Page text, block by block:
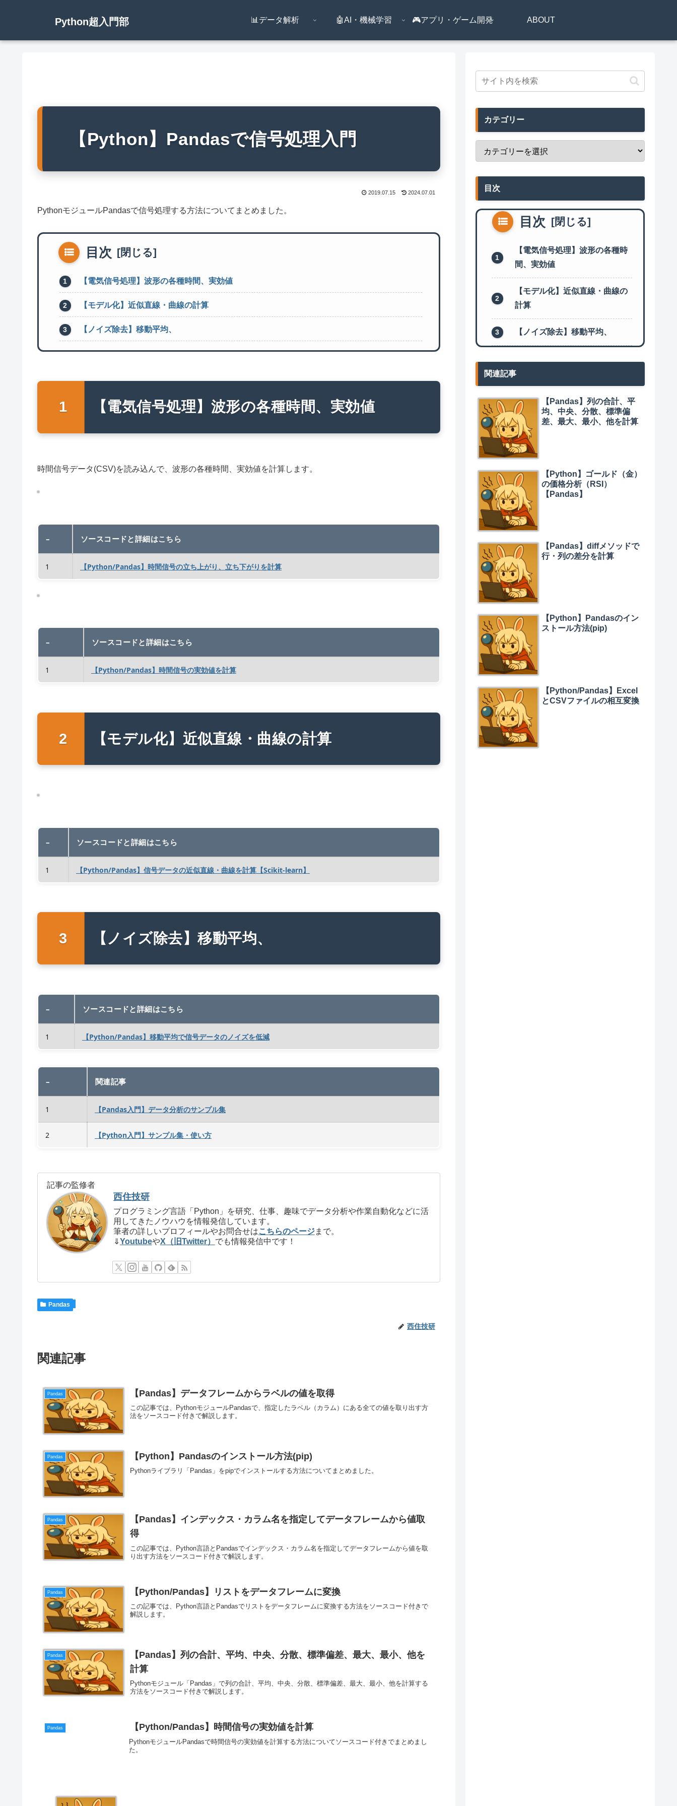
Python超入門部 📊データ解析 🤖AI・機械学習 🎮️アプリ・ゲーム開発 ABOUT
【Python】Pandasで信号処理入門
2019.07.15 2024.07.01
PythonモジュールPandasで信号処理する方法についてまとめました。
目次
【電気信号処理】波形の各種時間、実効値
【モデル化】近似直線・曲線の計算
【ノイズ除去】移動平均、
【電気信号処理】波形の各種時間、実効値
時間信号データ(CSV)を読み込んで、波形の各種時間、実効値を計算します。
– ソースコードと詳細はこちら
1 【Python/Pandas】時間信号の立ち上がり、立ち下がりを計算
– ソースコードと詳細はこちら
1 【Python/Pandas】時間信号の実効値を計算
【モデル化】近似直線・曲線の計算
– ソースコードと詳細はこちら
1 【Python/Pandas】信号データの近似直線・曲線を計算【Scikit-learn】
【ノイズ除去】移動平均、
– ソースコードと詳細はこちら
1 【Python/Pandas】移動平均で信号データのノイズを低減
– 関連記事
1 【Pandas入門】データ分析のサンプル集
2 【Python入門】サンプル集・使い方
記事の監修者
西住技研
プログラミング言語「Python」を研究、仕事、趣味でデータ分析や作業自動化などに活
用してきたノウハウを情報発信しています。
筆者の詳しいプロフィールやお問合せはこちらのページまで。
⇓YoutubeやX（旧Twitter） でも情報発信中です！
Pandas
西住技研
関連記事
Pandas 【Pandas】データフレームからラベルの値を取得
この記事では、PythonモジュールPandasで、指定したラベル（カラム）にある全ての値を取り出す方
法をソースコード付きで解説します。
Pandas 【Python】Pandasのインストール方法(pip)
Pythonライブラリ「Pandas」をpipでインストールする方法についてまとめました。
Pandas
【Pandas】インデックス・カラム名を指定してデータフレームから値取
得
この記事では、Python言語とPandasでインデックス・カラム名を指定してデータフレームから値を取
り出す方法をソースコード付きで解説します。
Pandas 【Python/Pandas】リストをデータフレームに変換
この記事では、Python言語とPandasでリストをデータフレームに変換する方法をソースコード付きで
解説します。
Pandas
【Pandas】列の合計、平均、中央、分散、標準偏差、最大、最小、他を
計算
Pythonモジュール「Pandas」で列の合計、平均、中央、分散、標準偏差、最大、最小、他を計算する
方法をソースコード付きで解説します。
Pandas 【Python/Pandas】時間信号の実効値を計算
PythonモジュールPandasで時間信号の実効値を計算する方法についてソースコード付きでまとめまし
た。
カテゴリー
目次
目次
【電気信号処理】波形の各種時
間、実効値
【モデル化】近似直線・曲線の
計算
【ノイズ除去】移動平均、
関連記事
【Pandas】列の合計、平
均、中央、分散、標準偏
差、最大、最小、他を計算
【Python】ゴールド（金）
の価格分析（RSI）
【Pandas】
【Pandas】diffメソッドで
行・列の差分を計算
【Python】Pandasのイン
ストール方法(pip)
【Python/Pandas】Excel
とCSVファイルの相互変換